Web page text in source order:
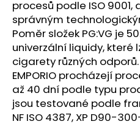
procesů podle ISO
správným
Poměr složek PG:VG je
univerzální liquidy, které
cigarety různých
EMPORIO procházejí
až 40 dní podle typu
jsou testované podle
NF ISO 4387, XP D90-
HLEDAT
D
o
p